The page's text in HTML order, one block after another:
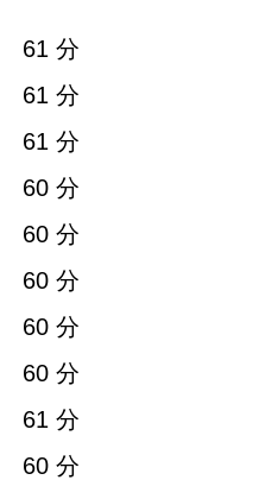
61 分
61 分
61 分
60 分
60 分
60 分
60 分
60 分
61 分
60 分